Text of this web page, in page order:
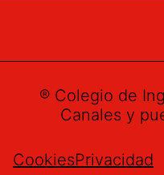
® Colegio de
Canales y
CookiesPrivacidad